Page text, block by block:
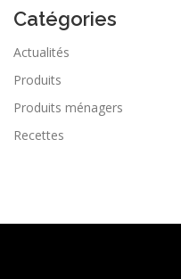
Catégories
Actualités
Produits
Produits ménagers
Recettes